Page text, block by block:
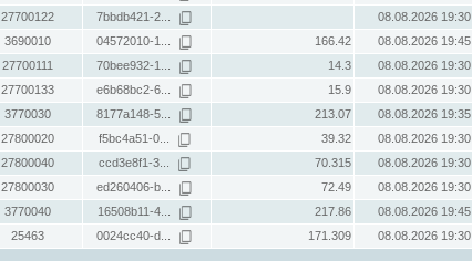
27700122 7bbdb421-2...
08.08.2026 19:30
3690010 04572010-1... 166.42
08.08.2026 19:45
27700111 70bee932-1... 14.3
08.08.2026 19:30
27700133 e6b68bc2-6... 15.9
08.08.2026 19:30
3770030 8177a148-5... 213.07
08.08.2026 19:35
27800020 f5bc4a51-0... 39.32
08.08.2026 19:30
27800040 ccd3e8f1-3... 70.315
08.08.2026 19:30
27800030 ed260406-b... 72.49
08.08.2026 19:30
3770040 16508b11-4... 217.86
08.08.2026 19:45
25463 0024cc40-d... 171.309
08.08.2026 19:30